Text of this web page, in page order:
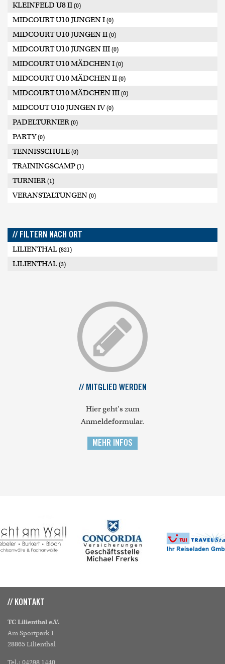
KLEINFELD U8 II (0)
MIDCOURT U10 JUNGEN I (0)
MIDCOURT U10 JUNGEN II (0)
MIDCOURT U10 JUNGEN III (0)
MIDCOURT U10 MÄDCHEN I (0)
MIDCOURT U10 MÄDCHEN II (0)
MIDCOURT U10 MÄDCHEN III (0)
MIDCOUT U10 JUNGEN IV(0)
PADELTURNIER (0)
PARTY(0)
TENNISSCHULE (0)
TRAININGSCAMP (1)
TURNIER (1)
VERANSTALTUNGEN (0)
// FILTERN NACH ORT
LILIENTHAL (821)
LILIENTHAL (3)
// MITGLIED WERDEN
Hier geht's zum
Anmeldeformular.
MEHR INFOS
// KONTAKT
TC Lilienthal e.V.
Am Sportpark 1
28865 Lilienthal